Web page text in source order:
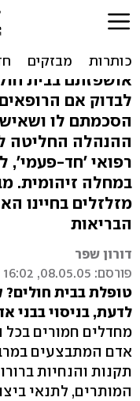
מיחזור ציוד
פיקוח
אושפזתם בבית
לבדוק אם
הסכמתם לו
ההנהלה החליטה
רפואי 'חד-פעמי',
במחלה זיהומית.
מזלזלים בחיינו
הבריאות
דורון שפר
פורסם: 08.05.05, 16:02
טופלת בבית
לדעת, בניסוי בבני
מחדלים חמורים בכל
אדם המתבצעים
תקנות והנחיות
המותרים, לתנאי